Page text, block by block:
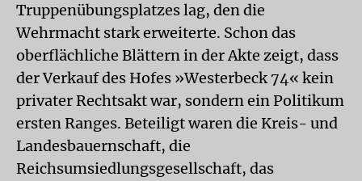
Truppenübungsplatzes lag, den die
Wehrmacht stark erweiterte. Schon das
oberflächliche Blättern in der Akte zeigt, dass
der Verkauf des Hofes »Westerbeck 74« kein
privater Rechtsakt war, sondern ein Politikum
ersten Ranges. Beteiligt waren die Kreis- und
Landesbauernschaft, die
Reichsumsiedlungsgesellschaft, das